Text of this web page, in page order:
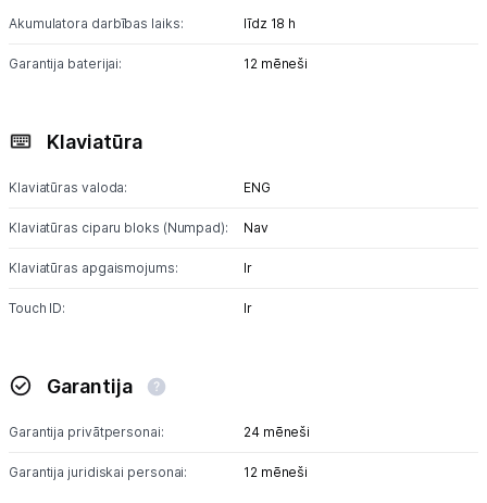
Akumulatora darbības laiks: līdz 18 h
Garantija baterijai: 12 mēneši
Klaviatūra
Klaviatūras valoda: ENG
Klaviatūras ciparu bloks (Numpad): Nav
Klaviatūras apgaismojums: Ir
Touch ID: Ir
Garantija
Garantija privātpersonai: 24 mēneši
Garantija juridiskai personai: 12 mēneši